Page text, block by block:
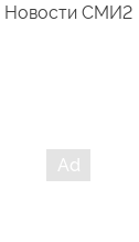
Новости СМИ2